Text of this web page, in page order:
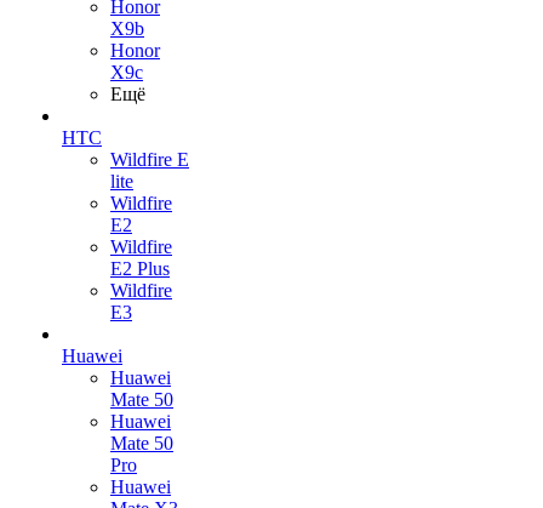
Honor
X9b
Honor
X9c
Ещё
HTC
Wildfire E
lite
Wildfire
E2
Wildfire
E2 Plus
Wildfire
E3
Huawei
Huawei
Mate 50
Huawei
Mate 50
Pro
Huawei